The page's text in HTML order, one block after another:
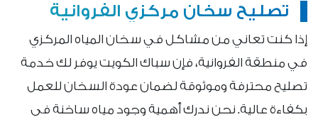
تصليح سخان مركزي الفروانية
إذا كنت تعاني من مشاكل في سخان المياه المركزي
في منطقة الفروانية، فإن سباك الكويت يوفر لك خدمة
تصليح محترفة وموثوقة لضمان عودة السخان للعمل
بكفاءة عالية. نحن ندرك أهمية وجود مياه ساخنة في